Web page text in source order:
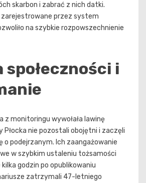
skarbon i zabrać z nich datki.
zarejestrowane przez system
na szybkie rozpowszechnienie
społeczności i
z monitoringu wywołała lawinę
Płocka nie pozostali obojętni i zaczęli
o podejrzanym. Ich zaangażowanie
w szybkim ustaleniu tożsamości
godzin po opublikowaniu
zatrzymali 47-letniego